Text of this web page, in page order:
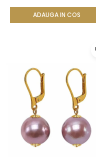
ADAUGA IN COS